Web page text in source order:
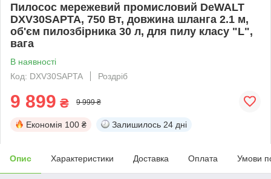
Пилосос мережевий промисловий DeWALT
DXV30SAPTA, 750 Вт, довжина шланга 2.1 м,
об'єм пилозбірника 30 л, для пилу класу "L",
вага
В наявності
Код: DXV30SAPTA
Роздріб
9 899 ₴ 9 999 ₴
Економія 100 ₴ Залишилось 24 дні
Опис Характеристики Доставка Оплата Умови